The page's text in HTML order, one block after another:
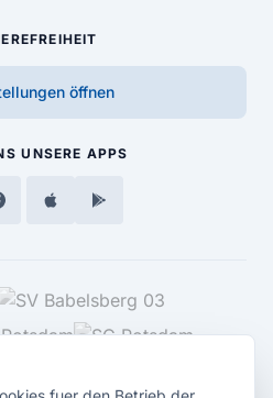
öffnen
UNSERE APPS